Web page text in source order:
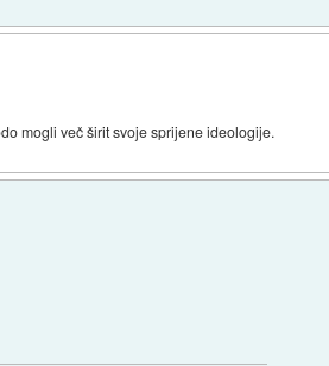
mogli več širit svoje sprijene ideologije.